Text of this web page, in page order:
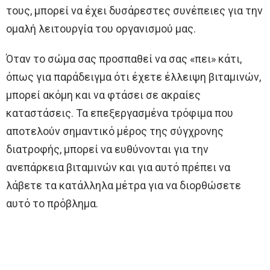
τους, μπορεί να έχει δυσάρεστες συνέπειες για την
ομαλή λειτουργία του οργανισμού μας.
Όταν το σώμα σας προσπαθεί να σας «πει» κάτι,
όπως για παράδειγμα ότι έχετε έλλειψη βιταμινών,
μπορεί ακόμη και να φτάσει σε ακραίες
καταστάσεις. Τα επεξεργασμένα τρόφιμα που
αποτελούν σημαντικό μέρος της σύγχρονης
διατροφής, μπορεί να ευθύνονται για την
ανεπάρκεια βιταμινών και για αυτό πρέπει να
λάβετε τα κατάλληλα μέτρα για να διορθώσετε
αυτό το πρόβλημα.